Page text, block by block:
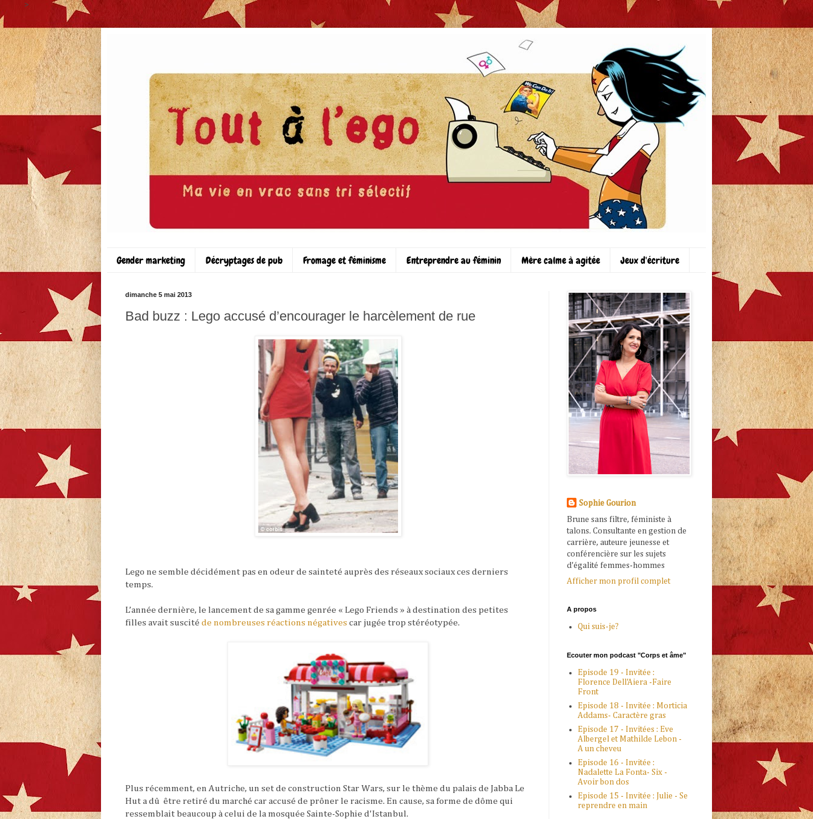
>
Gender marketing Décryptages de pub Fromage et féminisme Entreprendre au féminin Mère calme à agitée Jeux d'écriture
dimanche 5 mai 2013
Bad buzz : Lego accusé d’encourager le harcèlement de rue
Lego ne semble décidément pas en odeur de sainteté auprès des réseaux sociaux ces derniers
temps.
L’année dernière, le lancement de sa gamme genrée « Lego Friends » à destination des petites
filles avait suscité de nombreuses réactions négatives car jugée trop stéréotypée.
Plus récemment, en Autriche, un set de construction Star Wars, sur le thème du palais de Jabba Le
Hut a dû être retiré du marché car accusé de prôner le racisme. En cause, sa forme de dôme qui
ressemblait beaucoup à celui de la mosquée Sainte-Sophie d'Istanbul.
Sophie Gourion
Brune sans filtre, féministe à
talons. Consultante en gestion de
carrière, auteure jeunesse et
conférencière sur les sujets
d'égalité femmes-hommes
Afficher mon profil complet
A propos
Qui suis-je?
Ecouter mon podcast "Corps et âme"
Episode 19 - Invitée :
Florence Dell'Aiera -Faire
Front
Episode 18 - Invitée : Morticia
Addams- Caractère gras
Episode 17 - Invitées : Eve
Albergel et Mathilde Lebon -
A un cheveu
Episode 16 - Invitée :
Nadalette La Fonta- Six -
Avoir bon dos
Episode 15 - Invitée : Julie - Se
reprendre en main